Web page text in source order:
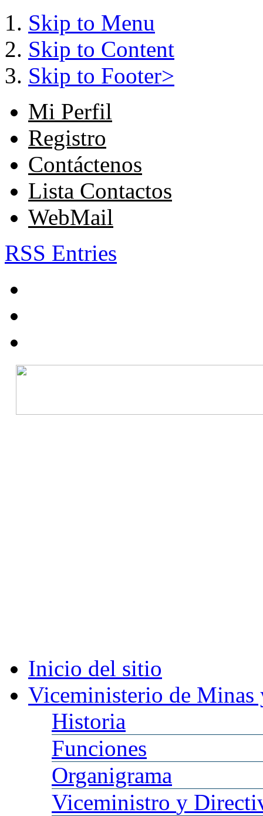
Skip to Menu
Skip to Content
Skip to Footer>
Mi Perfil
Registro
Contáctenos
Lista Contactos
WebMail
RSS Entries
Inicio del sitio
Viceministerio de Minas
Historia
Funciones
Organigrama
Viceministro y